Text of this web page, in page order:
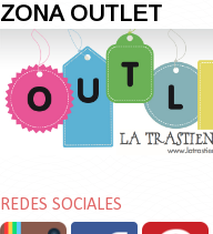
ZONA OUTLET
REDES SOCIALES